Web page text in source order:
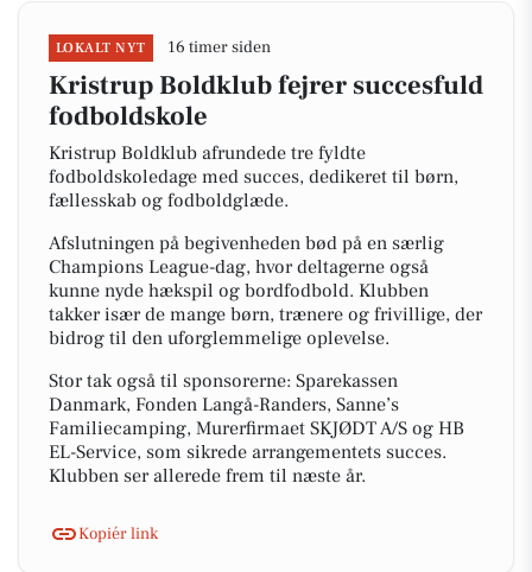
LOKALT NYT 16 timer siden
Kristrup Boldklub fejrer succesfuld
fodboldskole
Kristrup Boldklub afrundede tre fyldte
fodboldskoledage med succes, dedikeret til børn,
fællesskab og fodboldglæde.
Afslutningen på begivenheden bød på en særlig
Champions League-dag, hvor deltagerne også
kunne nyde hækspil og bordfodbold. Klubben
takker især de mange børn, trænere og frivillige, der
bidrog til den uforglemmelige oplevelse.
Stor tak også til sponsorerne: Sparekassen
Danmark, Fonden Langå-Randers, Sanne’s
Familiecamping, Murerfirmaet SKJØDT A/S og HB
EL-Service, som sikrede arrangementets succes.
Klubben ser allerede frem til næste år.
Kopiér link